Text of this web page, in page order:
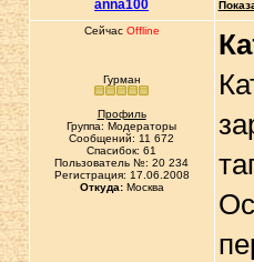
anna100
Сейчас Offline
Гурман
Профиль
Группа: Модераторы
Сообщений: 11 672
Спасибок: 61
Пользователь №: 20 234
Регистрация: 17.06.2008
Откуда:Москва